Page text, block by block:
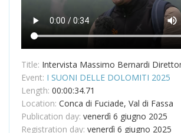
Title: Intervista Massimo Bernardi
Event: I SUONI DELLE DOLOMITI 2025
Length: 00:00:34.71
Location: Conca di Fuciade, Val di Fassa
Publication day: venerdì 6 giugno 2025
Registration day: venerdì 6 giugno 2025